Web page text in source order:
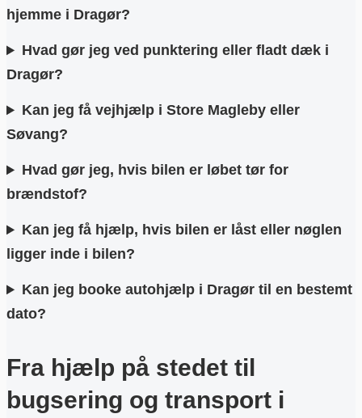
hjemme i Dragør?
Hvad gør jeg ved punktering eller fladt dæk i
Dragør?
Kan jeg få vejhjælp i Store Magleby eller
Søvang?
Hvad gør jeg, hvis bilen er løbet tør for
brændstof?
Kan jeg få hjælp, hvis bilen er låst eller nøglen
ligger inde i bilen?
Kan jeg booke autohjælp i Dragør til en bestemt
dato?
Fra hjælp på stedet til
bugsering og transport i